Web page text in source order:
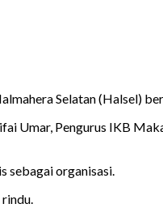
Selatan (Halsel)
Umar, Pengurus IKB
sebagai organisasi.